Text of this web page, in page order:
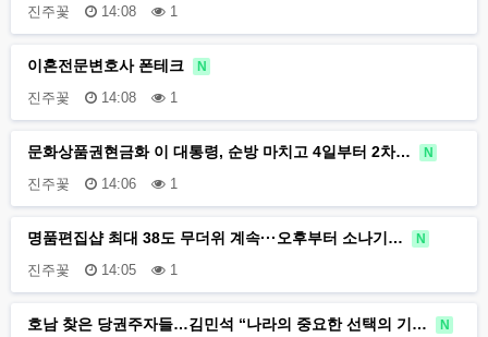
진주꽃 14:08 1
이혼전문변호사 폰테크 N
진주꽃 14:08 1
문화상품권현금화 이 대통령, 순방 마치고 4일부터 2차… N
진주꽃 14:06 1
명품편집샵 최대 38도 무더위 계속···오후부터 소나기… N
진주꽃 14:05 1
호남 찾은 당권주자들…김민석 “나라의 중요한 선택의 기… N